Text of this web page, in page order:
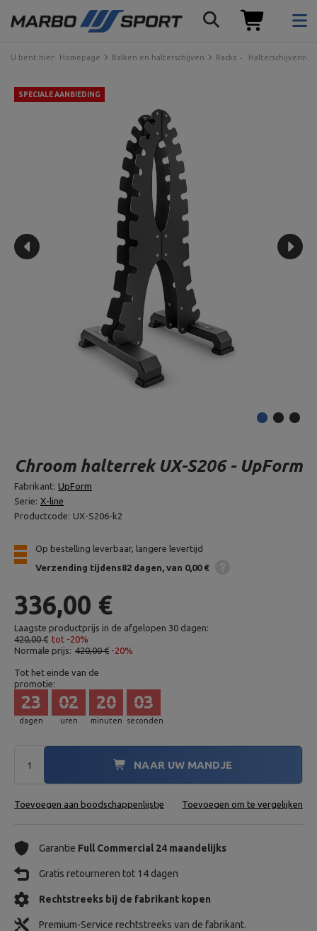
U bent hier: Homepage Balken en halterschijven Racks
SPECIALE AANBIEDING
Chroom halterrek UX-S206 - UpForm
Fabrikant: UpForm
Serie: X-line
Productcode: UX-S206-k2
Op bestelling leverbaar, langere levertijd
Verzending tijdens82 dagen van 0,00 €
336,00 €
Laagste productprijs in de afgelopen 30 dagen:
420,00 € tot -20%
Normale prijs: 420,00 € -20%
Tot het einde van de
promotie:
dagen
23
uren
02
minuten
20
seconden
02
NAAR UW MANDJE
Toevoegen aan boodschappenlijstje Toevoegen om te vergelijken
Garantie Full Commercial 24 maandelijks
Gratis retourneren tot 14 dagen
Rechtstreeks bij de fabrikant kopen
Premium-Service rechtstreeks van de fabrikant.